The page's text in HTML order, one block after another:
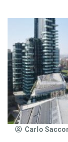
Carlo